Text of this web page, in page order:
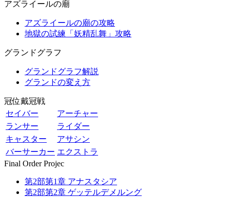
アズライールの廟
アズライールの廟の攻略
地獄の試練「妖精乱舞」攻略
グランドグラフ
グランドグラフ解説
グランドの変え方
冠位戴冠戦
セイバー
アーチャー
ランサー
ライダー
キャスター
アサシン
バーサーカー エクストラ
Final Order Projec
第2部第1章 アナスタシア
第2部第2章 ゲッテルデメルング